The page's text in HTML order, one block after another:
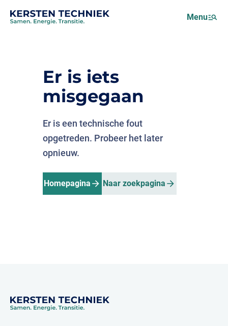
Over ons
Projecten
Menu
Er is iets
misgegaan
Er is een technische fout
opgetreden. Probeer het later
opnieuw.
Homepagina Naar zoekpagina